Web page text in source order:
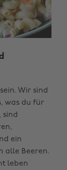
Wir sind
was du für
sind
ein
alle Beeren.
leben